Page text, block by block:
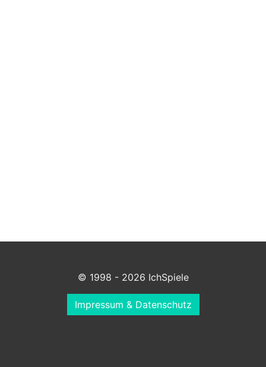
© 1998 - 2026 IchSpiele
Impressum & Datenschutz